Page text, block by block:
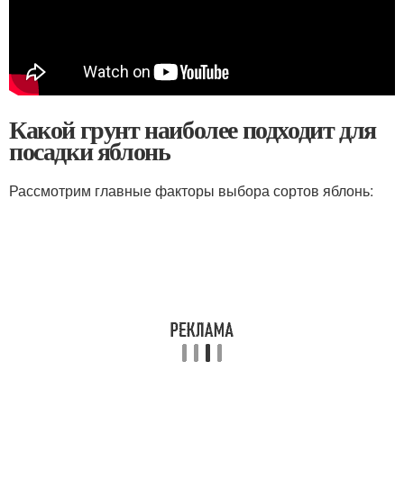
Какой грунт наиболее подходит для
посадки яблонь
Рассмотрим главные факторы выбора сортов яблонь: